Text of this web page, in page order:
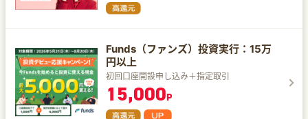
Funds（ファンズ）投資実行：15万
円以上
初回口座開設申し込み＋指定取引
15,000P